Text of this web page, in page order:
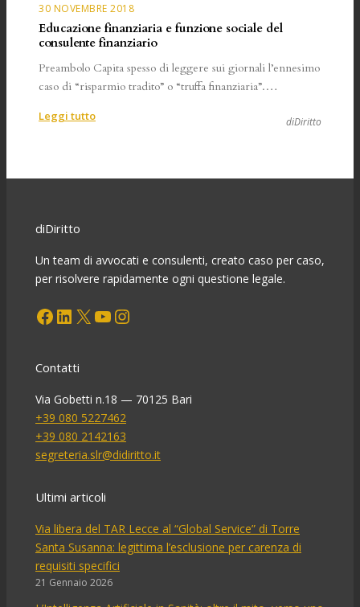
30 NOVEMBRE 2018
Educazione finanziaria e funzione sociale del
consulente finanziario
Preambolo Capita spesso di leggere sui giornali l’ennesimo
caso di “risparmio tradito” o “truffa finanziaria”.…
Leggi tutto:
finanziario
diDiritto
diDiritto
Un team di avvocati e consulenti, creato caso per caso,
per risolvere rapidamente ogni questione legale.
Facebook LinkedIn X YouTube Instagram
Contatti
Via Gobetti n.18 — 70125 Bari
+39 080 5227462
+39 080 2142163
segreteria.slr@didiritto.it
Ultimi articoli
Via libera del TAR Lecce al “Global Service” di Torre
Santa Susanna: legittima l’esclusione per carenza di
requisiti specifici
21 Gennaio 2026